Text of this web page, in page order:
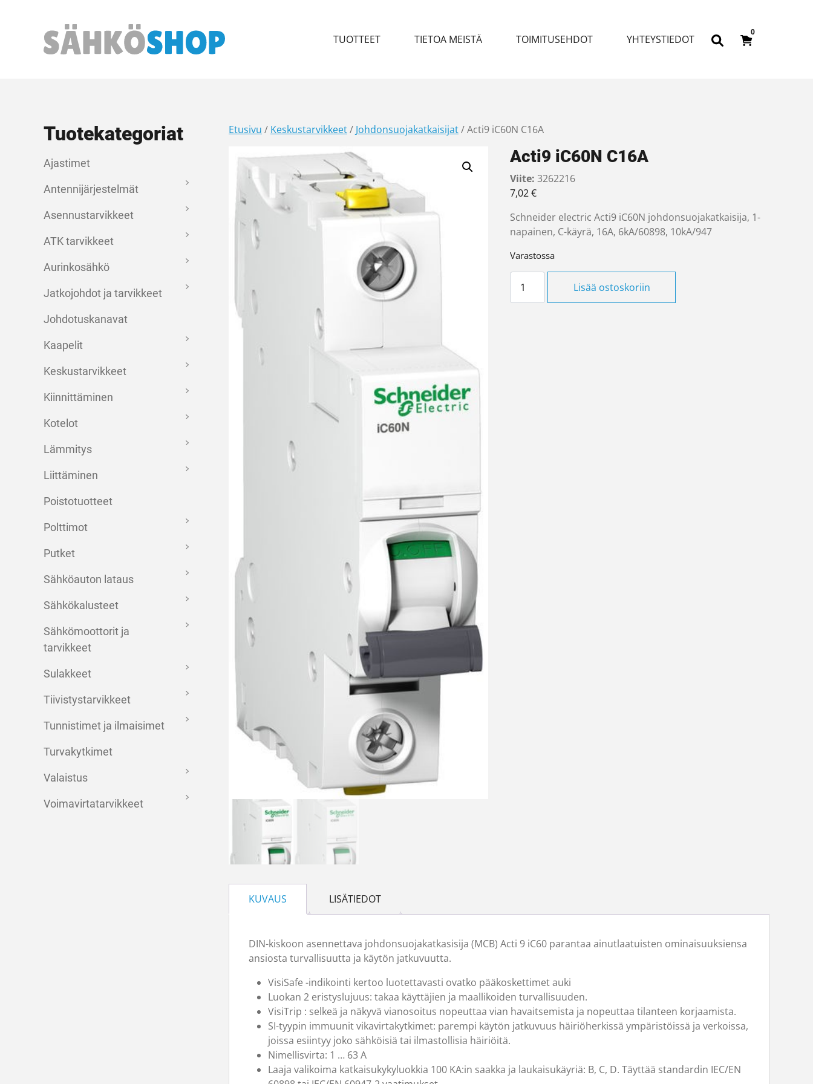
Päävalikko TUOTTEET TIETOA MEISTÄ TOIMITUSEHDOT YHTEYSTIEDOT
0
Tuotekategoriat
Ajastimet
Antennijärjestelmät
Asennustarvikkeet
ATK tarvikkeet
Aurinkosähkö
Jatkojohdot ja tarvikkeet
Johdotuskanavat
Kaapelit
Keskustarvikkeet
Kiinnittäminen
Kotelot
Lämmitys
Liittäminen
Poistotuotteet
Polttimot
Putket
Sähköauton lataus
Sähkökalusteet
Sähkömoottorit ja
tarvikkeet
Sulakkeet
Tiivistystarvikkeet
Tunnistimet ja ilmaisimet
Turvakytkimet
Valaistus
Voimavirtatarvikkeet
Etusivu / Keskustarvikkeet/ Johdonsuojakatkaisijat/ Acti9 iC60N C16A
Acti9 iC60N C16A
Viite: 3262216
7,02€
Schneider electric Acti9 iC60N johdonsuojakatkaisija, 1-
napainen, C-käyrä, 16A, 6kA/60898, 10kA/947
Varastossa
Lisää ostoskoriin
KUVAUS LISÄTIEDOT
DIN-kiskoon asennettava johdonsuojakatkasisija (MCB) Acti 9 iC60 parantaa ainutlaatuisten ominaisuuksiensa
ansiosta turvallisuutta ja käytön jatkuvuutta.
VisiSafe -indikointi kertoo luotettavasti ovatko pääkoskettimet auki
Luokan 2 eristyslujuus: takaa käyttäjien ja maallikoiden turvallisuuden.
VisiTrip : selkeä ja näkyvä vianosoitus nopeuttaa vian havaitsemista ja nopeuttaa tilanteen korjaamista.
SI-tyypin immuunit vikavirtakytkimet: parempi käytön jatkuvuus häiriöherkissä ympäristöissä ja verkoissa,
joissa esiintyy joko sähköisiä tai ilmastollisia häiriöitä.
Nimellisvirta: 1 … 63 A
Laaja valikoima katkaisukykyluokkia 100 KA:in saakka ja laukaisukäyriä: B, C, D. Täyttää standardin IEC/EN